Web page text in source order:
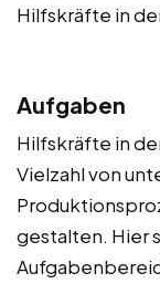
Hilfskräfte in
Aufgaben
Hilfskräfte in
Vielzahl von
gestalten. Hier